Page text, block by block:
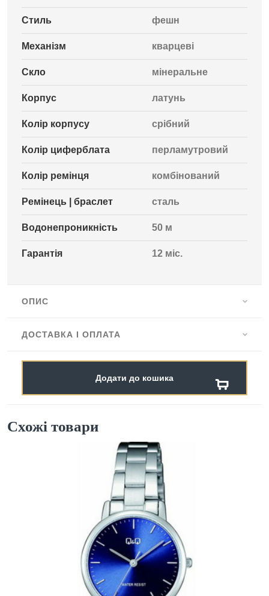
Стиль фешн
Механізм кварцеві
Скло мінеральне
Корпус латунь
Колір корпусу срібний
Колір циферблата перламутровий
Колір ремінця комбінований
Ремінець | браслет сталь
Водонепроникність 50 м
Гарантія 12 міс.
ОПИС
ДОСТАВКА І ОПЛАТА
Додати до кошика
Схожі товари